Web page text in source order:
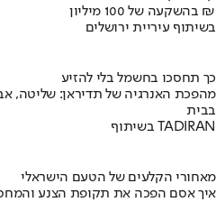
בהשקעה של 100 מיליון ₪
בשיתוף עיריית ירושלים
כך תחסכו בחשמל בלי להזיע
מהפכת האנרגיה של תדיראן: שליטה,
בבית
בשיתוף TADIRAN
מאחורי הקלעים של הטעם הישראלי